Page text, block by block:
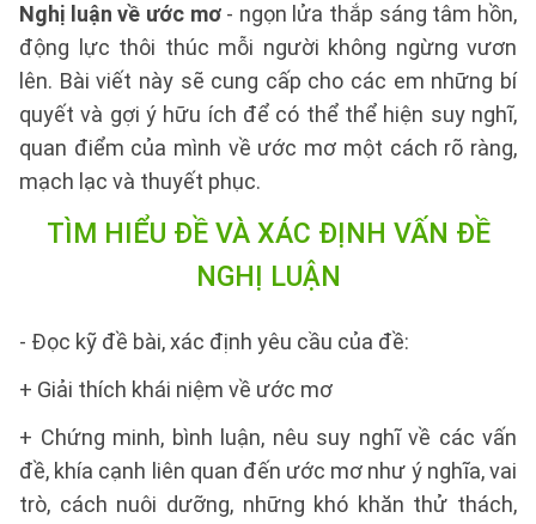
Nghị luận về ước mơ- ngọn lửa thắp sáng tâm hồn,
động lực thôi thúc mỗi người không ngừng vươn
lên. Bài viết này sẽ cung cấp cho các em những bí
quyết và gợi ý hữu ích để có thể thể hiện suy nghĩ,
quan điểm của mình về ước mơ một cách rõ ràng,
mạch lạc và thuyết phục.
TÌM HIỂU ĐỀ VÀ XÁC ĐỊNH VẤN ĐỀ
NGHỊ LUẬN
- Đọc kỹ đề bài, xác định yêu cầu của đề:
+ Giải thích khái niệm về ước mơ
+ Chứng minh, bình luận, nêu suy nghĩ về các vấn
đề, khía cạnh liên quan đến ước mơ như ý nghĩa, vai
trò, cách nuôi dưỡng, những khó khăn thử thách,